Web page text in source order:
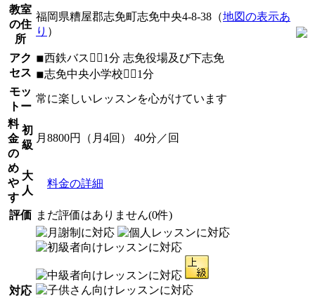
教室
の住
所
福岡県糟屋郡志免町志免中央4-8-38（地図の表示あ
り ）
アク
セス
◾︎西鉄バス🚶‍♀️1分 志免役場及び下志免
◾︎志免中央小学校🚶‍♀️1分
モッ
トー
常に楽しいレッスンを心がけています
料
金
の
め
や
す
初
級
月8800円（月4回） 40分／回
大
人
料金の詳細
評価 まだ評価はありません(0件)
対応